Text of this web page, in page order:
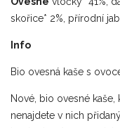
skořice* 2%, přírodní
Info
Bio ovesná kaše s
Nové, bio ovesné
nenajdete v nich